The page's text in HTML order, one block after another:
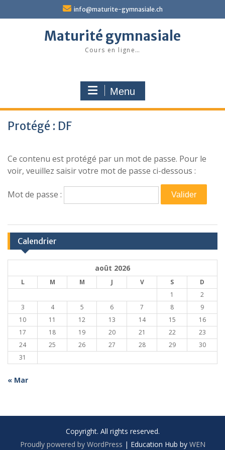
info@maturite-gymnasiale.ch
Maturité gymnasiale
Cours en ligne…
Menu
Protégé : DF
Ce contenu est protégé par un mot de passe. Pour le
voir, veuillez saisir votre mot de passe ci-dessous :
Mot de passe :
Calendrier
août 2026
L M M J V S
D
1
2
3
4 5 6 7 8
9
10
11 12 13 14 15
16
17
18 19 20 21 22
23
24
25 26 27 28 29
30
31
« Mar
Copyright. All rights reserved.
Proudly powered by WordPress | Education Hub by WEN